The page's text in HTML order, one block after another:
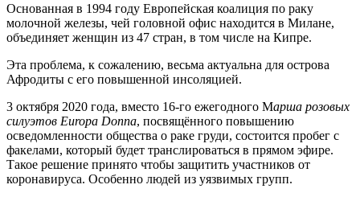
Основанная в 1994 году Европейская коалиция по раку
молочной железы, чей головной офис находится в Милане,
объединяет женщин из 47 стран, в том числе на Кипре.
Эта проблема, к сожалению, весьма актуальна для острова
Афродиты с его повышенной инсоляцией.
3 октября 2020 года, вместо 16-го ежегодного Марша розовых
силуэтов Europa Donna, посвящённого повышению
осведомленности общества о раке груди, состоится пробег с
факелами, который будет транслироваться в прямом эфире.
Такое решение принято чтобы защитить участников от
коронавируса. Особенно людей из уязвимых групп.